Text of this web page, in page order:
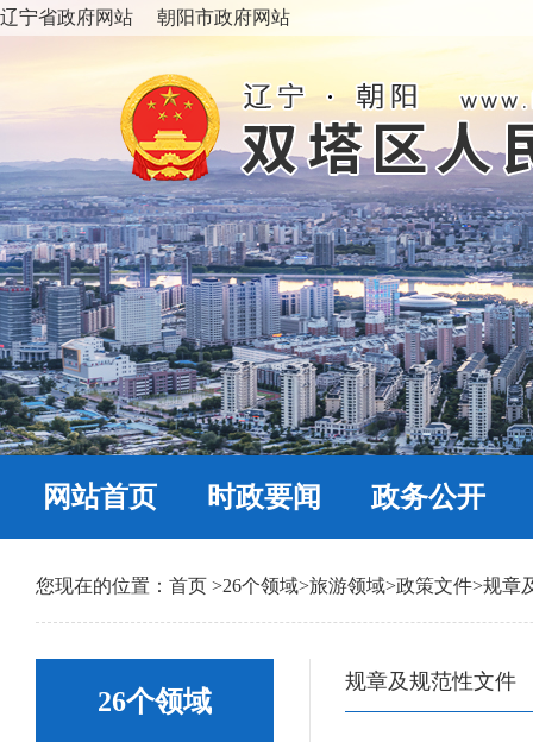
辽宁省政府网站 朝阳市政府网站
网站首页 时政要闻 政务公开
您现在的位置： 首页 >26个领域>旅游领域>政策文件>规章
26个领域
规章及规范性文件